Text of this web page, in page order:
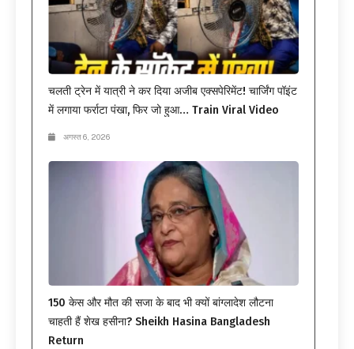
चलती ट्रेन में यात्री ने कर दिया अजीब एक्सपेरिमेंट! चार्जिंग पॉइंट
में लगाया फर्राटा पंखा, फिर जो हुआ… Train Viral Video
अगस्त 6, 2026
150 केस और मौत की सजा के बाद भी क्यों बांग्लादेश लौटना
चाहती हैं शेख हसीना? Sheikh Hasina Bangladesh
Return